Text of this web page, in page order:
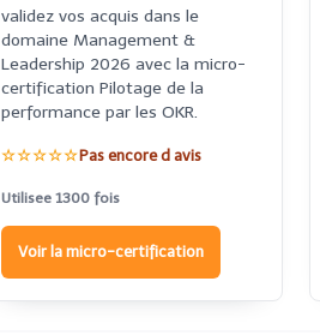
validez vos acquis dans le
domaine Management &
Leadership 2026 avec la micro-
certification Pilotage de la
performance par les OKR.
☆☆☆☆☆Pas encore d avis
Utilisee 1300 fois
Voir la micro-certification